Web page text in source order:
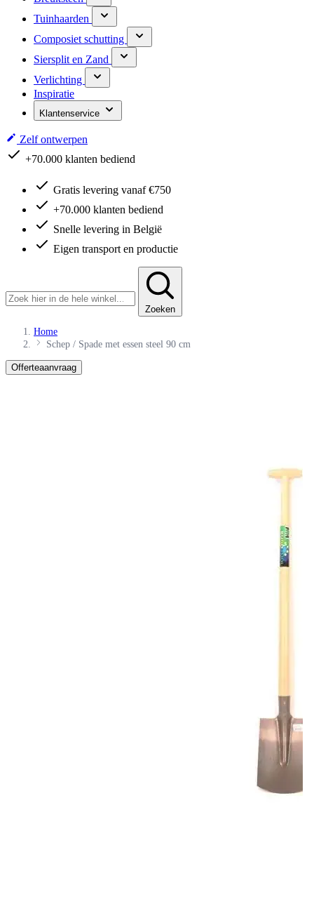
Tuinhaarden
Composiet schutting
Siersplit en Zand
Verlichting
Inspiratie
Klantenservice
Zelf ontwerpen
Snelle levering in België
Gratis levering vanaf €750
+70.000 klanten bediend
Snelle levering in België
Eigen transport en productie
Zoeken
Home
Schep / Spade met essen steel 90 cm
Offerteaanvraag